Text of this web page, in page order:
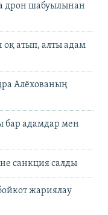
дрон шабуылынан
оқ атып, алты адам
Алёхованың
бар адамдар мен
санкция салды
жариялау